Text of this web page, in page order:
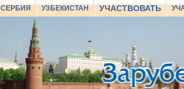
СЕРБИЯ УЗБЕКИСТАН УЧАСТВОВАТЬ